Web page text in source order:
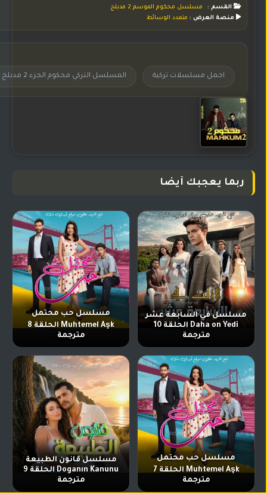
القسم :
مسلسل محكوم الموسم 2 مدبلج
منصة العرض : متعدد الوسائط
اجمل مسلسلات تركية المسلسل التركي محكوم الجزء 2 مدبلج
ربما يعجبك أيضا
مسلسل في السابعة عشر
Daha on Yedi الحلقة 10
مترجمة
مسلسل حب محتمل
Muhtemel Aşk الحلقة 8
مترجمة
مسلسل حب محتمل
Muhtemel Aşk الحلقة 7
مترجمة
مسلسل قانون الطبيعة
Doganın Kanunu الحلقة 9
مترجمة